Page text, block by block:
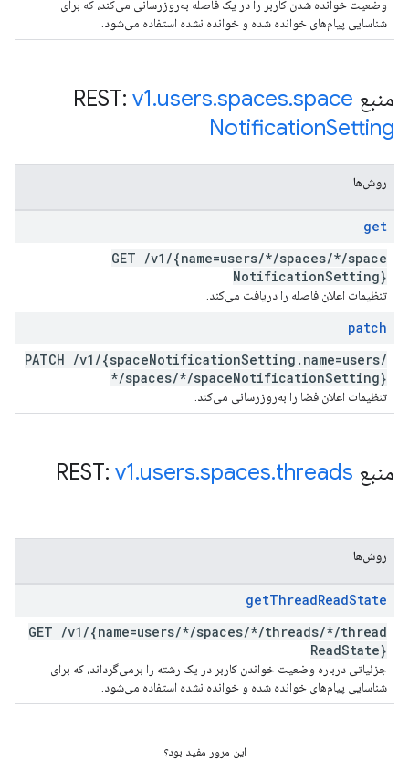
وضعیت خوانده شدن کاربر را در یک فاصله به‌روزرسانی می‌کند، که برای
شناسایی پیام‌های خوانده شده و خوانده نشده استفاده می‌شود.
منبع REST: v1.users.spaces.space
NotificationSetting
روش‌ها
get
GET /v1 /{name=users/*/spaces/*/space
NotificationSetting}
تنظیمات اعلان فاصله را دریافت می‌کند.
patch
PATCH /v1 /{spaceNotificationSetting . name=users/
*/spaces/*/spaceNotificationSetting}
تنظیمات اعلان فضا را به‌روزرسانی می‌کند.
منبع REST: v1.users.spaces.threads
روش‌ها
getThreadReadState
GET /v1 /{name=users/*/spaces/*/threads/*/thread
ReadState}
جزئیاتی درباره وضعیت خواندن کاربر در یک رشته را برمی‌گرداند، که برای
شناسایی پیام‌های خوانده شده و خوانده نشده استفاده می‌شود.
این مرور مفید بود؟